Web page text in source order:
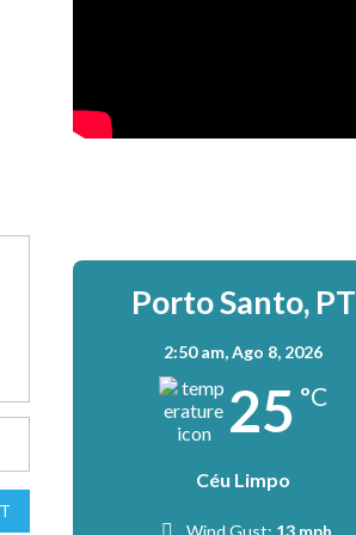
Porto Santo, PT
2:50 am,Ago 8, 2026
25 °C
Céu Limpo
Wind Gust: 13 mph